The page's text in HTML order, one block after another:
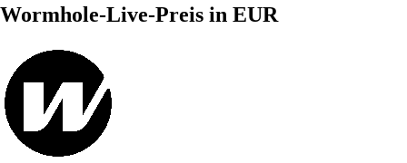
Wormhole-Live-Preis in EUR